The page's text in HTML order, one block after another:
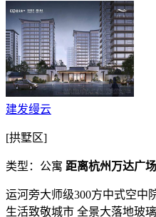
建发缦云
[拱墅区]
类型：公寓 距离杭州万达广
运河旁大师级300方中式空中
生活致敬城市 全景大落地玻